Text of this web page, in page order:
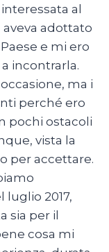
al
adottato
e mi ero
incontrarla.
ma i
perché ero
pochi ostacoli
vista la
per accettare.
2017,
sia per il
cosa mi